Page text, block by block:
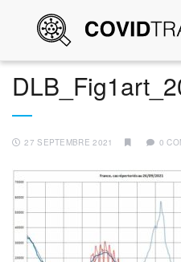
27 SEPTEMBRE 2021 0